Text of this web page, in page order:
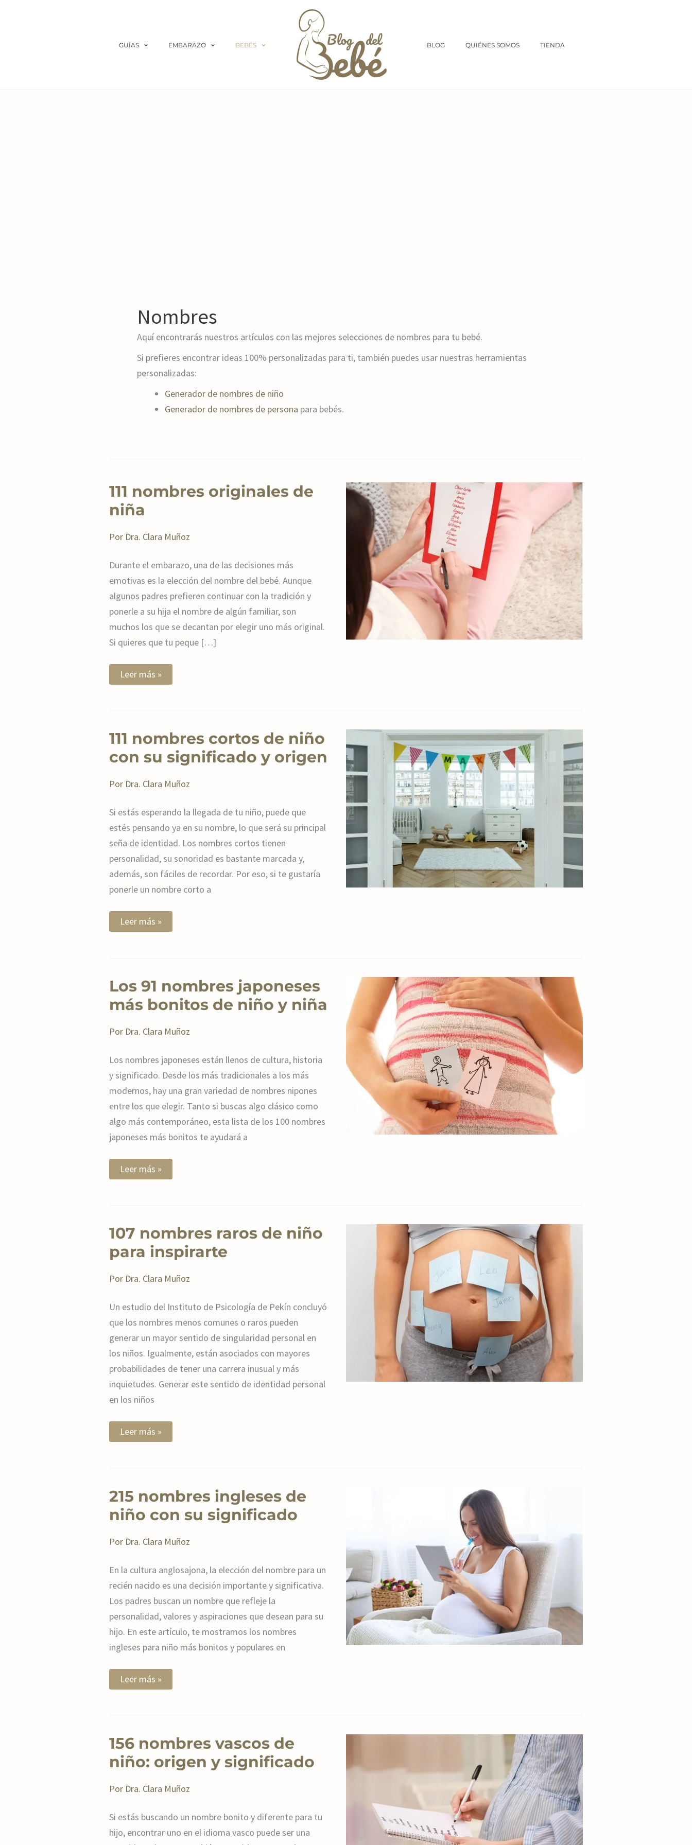
GUÍAS EMBARAZO BEBÉS BLOG QUIÉNES SOMOS TIENDA
Nombres
Aquí encontrarás nuestros artículos con las mejores selecciones de nombres para tu bebé.
Si prefieres encontrar ideas 100% personalizadas para ti, también puedes usar nuestras herramientas
personalizadas:
Generador de nombres de niño
Generador de nombres de persona para bebés.
111 nombres originales de
niña
Por Dra. Clara Muñoz
Durante el embarazo, una de las decisiones más
emotivas es la elección del nombre del bebé. Aunque
algunos padres prefieren continuar con la tradición y
ponerle a su hija el nombre de algún familiar, son
muchos los que se decantan por elegir uno más original.
Si quieres que tu peque […]
111
nombres
originales
de
Leer más »
111 nombres cortos de niño
con su significado y origen
Por Dra. Clara Muñoz
Si estás esperando la llegada de tu niño, puede que
estés pensando ya en su nombre, lo que será su principal
seña de identidad. Los nombres cortos tienen
personalidad, su sonoridad es bastante marcada y,
además, son fáciles de recordar. Por eso, si te gustaría
ponerle un nombre corto a
111
nombres
cortos
de
con
su
origen
Leer más »
Los 91 nombres japoneses
más bonitos de niño y niña
Por Dra. Clara Muñoz
Los nombres japoneses están llenos de cultura, historia
y significado. Desde los más tradicionales a los más
modernos, hay una gran variedad de nombres nipones
entre los que elegir. Tanto si buscas algo clásico como
algo más contemporáneo, esta lista de los 100 nombres
japoneses más bonitos te ayudará a
Los
91
nombres
japoneses
bonitos
de
niña
Leer más »
107 nombres raros de niño
para inspirarte
Por Dra. Clara Muñoz
Un estudio del Instituto de Psicología de Pekín concluyó
que los nombres menos comunes o raros pueden
generar un mayor sentido de singularidad personal en
los niños. Igualmente, están asociados con mayores
probabilidades de tener una carrera inusual y más
inquietudes. Generar este sentido de identidad personal
en los niños
107
nombres
raros
de
para
inspirarte
Leer más »
215 nombres ingleses de
niño con su significado
Por Dra. Clara Muñoz
En la cultura anglosajona, la elección del nombre para un
recién nacido es una decisión importante y significativa.
Los padres buscan un nombre que refleje la
personalidad, valores y aspiraciones que desean para su
hijo. En este artículo, te mostramos los nombres
ingleses para niño más bonitos y populares en
215
nombres
ingleses
de
con
su
Leer más »
156 nombres vascos de
niño: origen y significado
Por Dra. Clara Muñoz
Si estás buscando un nombre bonito y diferente para tu
hijo, encontrar uno en el idioma vasco puede ser una
156
nombres
vascos
de
origen
y